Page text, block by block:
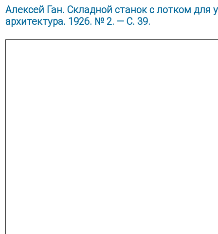
Алексей Ган. Складной станок с лотком для
архитектура. 1926. № 2. — С. 39.